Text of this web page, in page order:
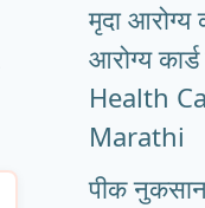
मृदा आरोग्य
आरोग्य
Health
Marathi
पीक